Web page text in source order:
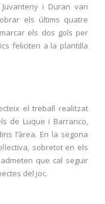
i Duran van
els últims quatre
els dos gols per
feliciten a la plantilla
el treball realitzat
de Luque i Barranco,
l’àrea. En la segona
sobretot en els
que cal seguir
del joc.